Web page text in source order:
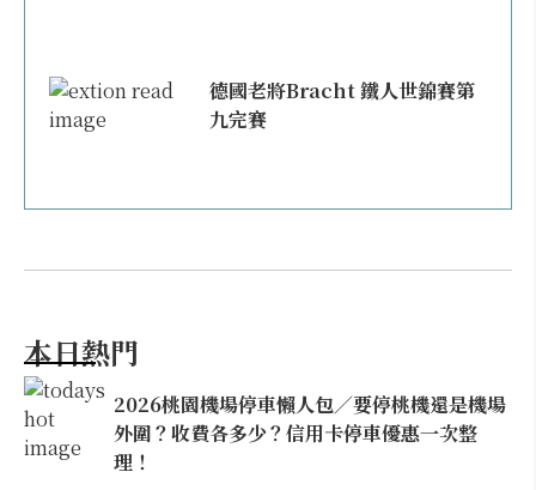
德國老將Bracht 鐵人世錦賽第
九完賽
本日熱門
2026桃園機場停車懶人包／要停桃機還是機場
外圍？收費各多少？信用卡停車優惠一次整
理！